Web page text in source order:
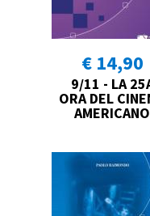
€ 14,90
9/11 - LA
ORA DEL
AMERICANO